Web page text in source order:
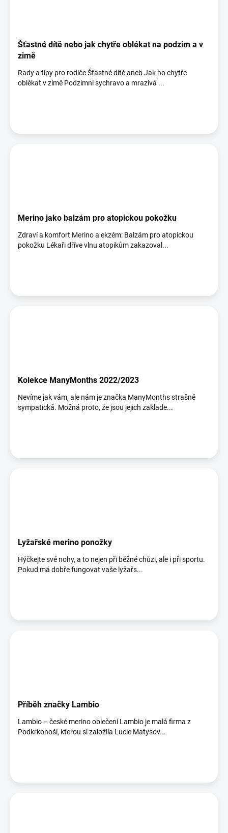
Šťastné dítě nebo jak chytře oblékat na podzim a v
zimě
Rady a tipy pro rodiče Šťastné dítě aneb Jak ho chytře
oblékat v zimě Podzimní sychravo a mrazivá ...
Merino jako balzám pro atopickou pokožku
Zdraví a komfort Merino a ekzém: Balzám pro atopickou
pokožku Lékaři dříve vlnu atopikům zakazoval...
Kolekce ManyMonths 2022/2023
Nevíme jak vám, ale nám je značka ManyMonths strašně
sympatická. Možná proto, že jsou jejich zaklade...
Lyžařské merino ponožky
Hýčkejte své nohy, a to nejen při běžné chůzi, ale i při sportu.
Pokud má dobře fungovat vaše lyžařs...
Příběh značky Lambio
Lambio – české merino oblečení Lambio je malá firma z
Podkrkonoší, kterou si založila Lucie Matysov...